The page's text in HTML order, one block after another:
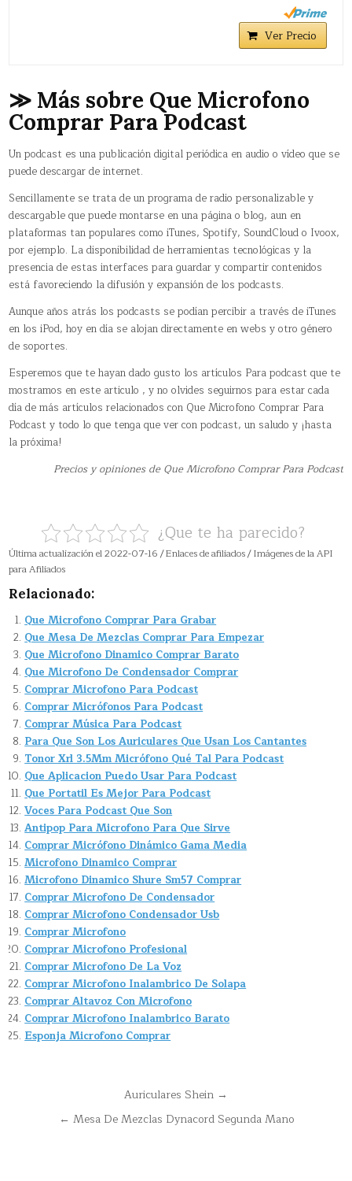
Ver Precio
≫ Más sobre Que Microfono
Comprar Para Podcast
Un podcast es una publicación digital periódica en audio o vídeo que se
puede descargar de internet.
Sencillamente se trata de un programa de radio personalizable y
descargable que puede montarse en una página o blog, aun en
plataformas tan populares como iTunes, Spotify, SoundCloud o Ivoox,
por ejemplo. La disponibilidad de herramientas tecnológicas y la
presencia de estas interfaces para guardar y compartir contenidos
está favoreciendo la difusión y expansión de los podcasts.
Aunque años atrás los podcasts se podían percibir a través de iTunes
en los iPod, hoy en día se alojan directamente en webs y otro género
de soportes.
Esperemos que te hayan dado gusto los artículos Para podcast que te
mostramos en este articulo , y no olvides seguirnos para estar cada
día de más artículos relacionados con Que Microfono Comprar Para
Podcast y todo lo que tenga que ver con podcast, un saludo y ¡hasta
la próxima!
Precios y opiniones de Que Microfono Comprar Para Podcast
¿Que te ha parecido?
Última actualización el 2022-07-16 / Enlaces de afiliados / Imágenes de la API
para Afiliados
Relacionado:
Que Microfono Comprar Para Grabar
Que Mesa De Mezclas Comprar Para Empezar
Que Microfono Dinamico Comprar Barato
Que Microfono De Condensador Comprar
Comprar Microfono Para Podcast
Comprar Micrófonos Para Podcast
Comprar Música Para Podcast
Para Que Son Los Auriculares Que Usan Los Cantantes
Tonor Xrl 3.5Mm Micrófono Qué Tal Para Podcast
Que Aplicacion Puedo Usar Para Podcast
Que Portatil Es Mejor Para Podcast
Voces Para Podcast Que Son
Antipop Para Microfono Para Que Sirve
Comprar Micrófono Dinámico Gama Media
Microfono Dinamico Comprar
Microfono Dinamico Shure Sm57 Comprar
Comprar Microfono De Condensador
Comprar Microfono Condensador Usb
Comprar Microfono
Comprar Microfono Profesional
Comprar Microfono De La Voz
Comprar Microfono Inalambrico De Solapa
Comprar Altavoz Con Microfono
Comprar Microfono Inalambrico Barato
Esponja Microfono Comprar
NavegaciónAuriculares Shein →
← Mesa De Mezclas Dynacord Segunda Mano